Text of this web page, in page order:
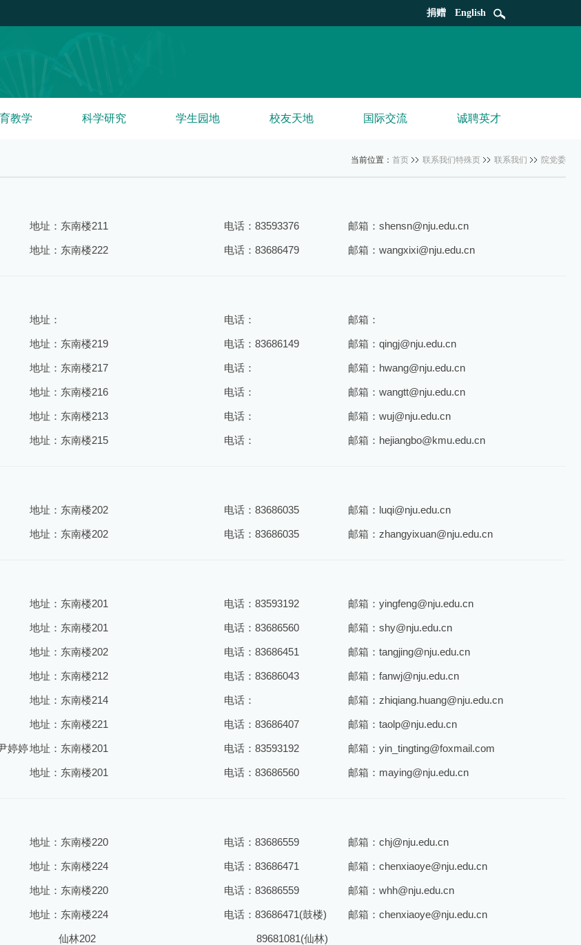
捐赠 English
教学 科学研究 学生园地 校友天地 国际交流 诚聘英才
当前位置： 首页 联系我们特殊页 联系我们 院党委
地址：东南楼211 电话：83593376 邮箱：shensn@nju.edu.cn
地址：东南楼222 电话：83686479 邮箱：wangxixi@nju.edu.cn
地址： 电话： 邮箱：
地址：东南楼219 电话：83686149 邮箱：qingj@nju.edu.cn
地址：东南楼217 电话： 邮箱：hwang@nju.edu.cn
地址：东南楼216 电话： 邮箱：wangtt@nju.edu.cn
地址：东南楼213 电话： 邮箱：wuj@nju.edu.cn
地址：东南楼215 电话： 邮箱：hejiangbo@kmu.edu.cn
地址：东南楼202 电话：83686035 邮箱：luqi@nju.edu.cn
地址：东南楼202 电话：83686035 邮箱：zhangyixuan@nju.edu.cn
地址：东南楼201 电话：83593192 邮箱：yingfeng@nju.edu.cn
地址：东南楼201 电话：83686560 邮箱：shy@nju.edu.cn
地址：东南楼202 电话：83686451 邮箱：tangjing@nju.edu.cn
地址：东南楼212 电话：83686043 邮箱：fanwj@nju.edu.cn
地址：东南楼214 电话： 邮箱：zhiqiang.huang@nju.edu.cn
地址：东南楼221 电话：83686407 邮箱：taolp@nju.edu.cn
婷婷地址：东南楼201 电话：83593192 邮箱：yin_tingting@foxmail.com
地址：东南楼201 电话：83686560 邮箱：maying@nju.edu.cn
地址：东南楼220 电话：83686559 邮箱：chj@nju.edu.cn
地址：东南楼224 电话：83686471 邮箱：chenxiaoye@nju.edu.cn
地址：东南楼220 电话：83686559 邮箱：whh@nju.edu.cn
地址：东南楼224
仙林202
电话：83686471(鼓楼)
89681081(仙林)
邮箱：chenxiaoye@nju.edu.cn